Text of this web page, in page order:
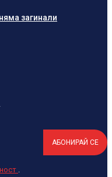
загинали
АБОНИРАЙ СЕ